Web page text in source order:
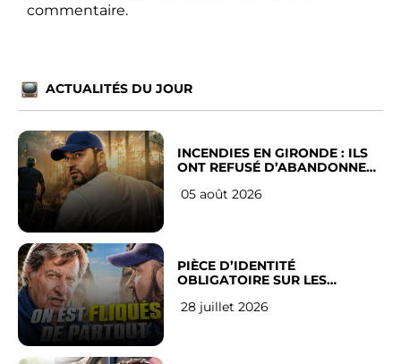
commentaire.
ACTUALITÉS DU JOUR
INCENDIES EN GIRONDE : ILS
ONT REFUSÉ D’ABANDONNER
05 août 2026
PIÈCE D’IDENTITÉ
OBLIGATOIRE SUR LES
Français
28 juillet 2026